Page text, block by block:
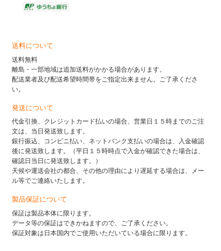
送料について
送料無料
離島・一部地域は追加送料がかかる場合があります。
配送業者及び配送希望時間帯をご指定出来ません。ご了承くださ
い。
発送について
代金引換、クレジットカード払いの場合、営業日１５時までのご注
文は、当日発送致します。
銀行振込、コンビニ払い、ネットバンク支払いの場合は、入金確認
後に発送致します。（平日１５時時点で入金が確認できた場合は、
確認日当日に発送致します。）
天候や運送会社の都合、その他の理由により遅延する場合は、メー
ル等でご連絡いたします。
製品保証について
保証は製品本体に限ります。
データ等の保証はできかねますので、ご了承ください。
保証対象は日本国内でご使用いただいている場合に限ります。